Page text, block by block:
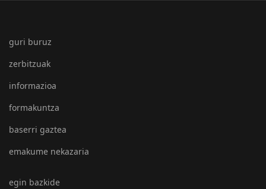
guri buruz
zerbitzuak
informazioa
formakuntza
baserri gaztea
emakume nekazaria
egin bazkide